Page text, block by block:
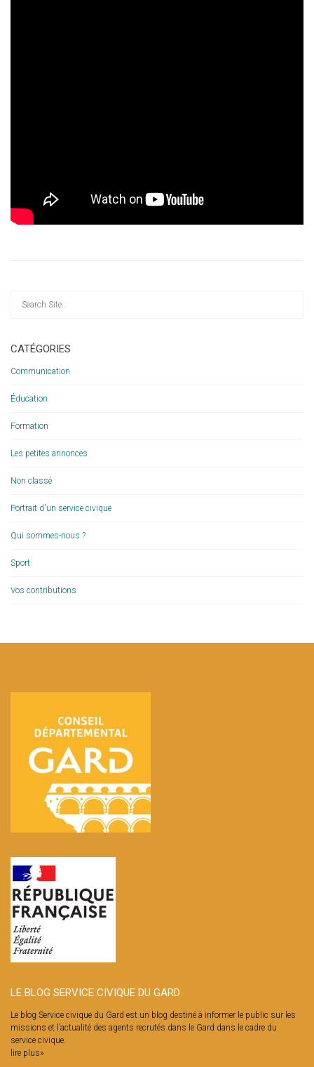
CATÉGORIES
Communication
Éducation
Formation
Les petites annonces
Non classé
Portrait d'un service civique
Qui sommes-nous ?
Sport
Vos contributions
LE BLOG SERVICE CIVIQUE DU GARD
Le blog Service civique du Gard est un blog destiné à informer le public sur les
missions et l’actualité des agents recrutés dans le Gard dans le cadre du
service civique.
lire plus»